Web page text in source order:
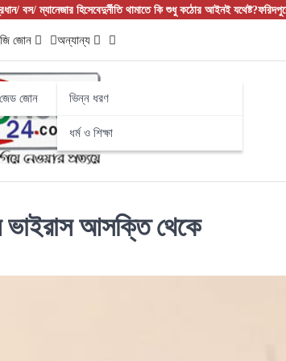
বস/ ম্যানেজার হিসেবেদুর্নীতি থামাতে কি শুধু কঠোর আইনই যথেষ্ট?
জোন
জোন
অন্যান্য
ভিন্ন ধরণ
ধর্ম ও শিক্ষা
ভাইরাস আসক্তি থেকে